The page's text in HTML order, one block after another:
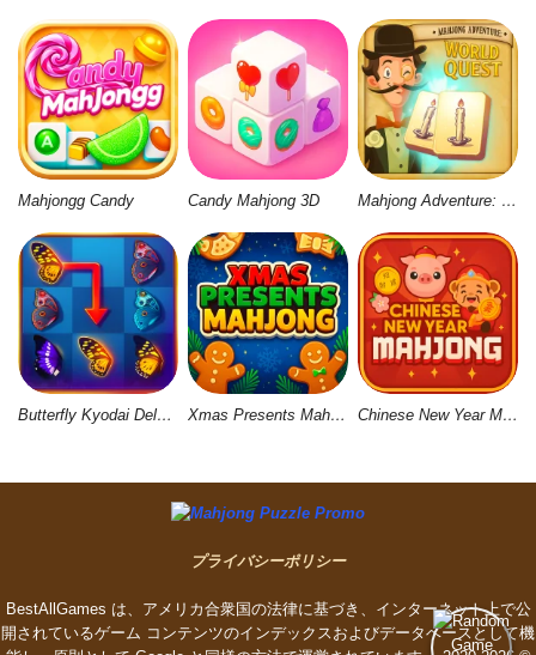
Mahjongg Candy Candy Mahjong 3D Mahjong Adventure: World Quest
Butterfly Kyodai Deluxe 2 Xmas Presents Mahjong Chinese New Year Mahjong
プライバシーポリシー
BestAllGames は、アメリカ合衆国の法律に基づき、インターネット上で公
開されているゲーム コンテンツのインデックスおよびデータベースとして機